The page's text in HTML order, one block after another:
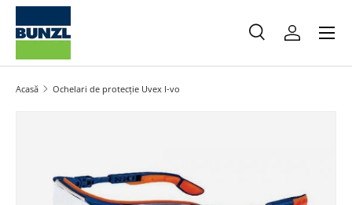
Salt la conținut
Caută
Caută
Meniu
Acasă Ochelari de protecție Uvex I-vo